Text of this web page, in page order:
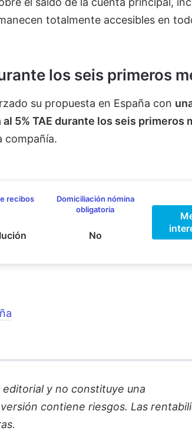
totalmente accesibles en
los seis primeros
su propuesta en España con
5% TAE durante los seis primeros
compañía.
recibos
Domiciliación nómina
obligatoria
No
y no constituye una
contiene riesgos. Las